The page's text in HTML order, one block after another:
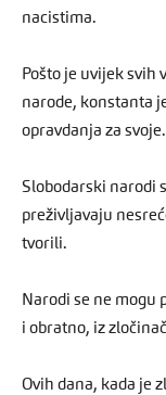
nacistima.
Pošto je uvijek svih
narode, konstanta
opravdanja za svoje.
Slobodarski narodi
preživljavaju
tvorili.
Narodi se ne mogu
i obratno, iz
Ovih dana, kada je